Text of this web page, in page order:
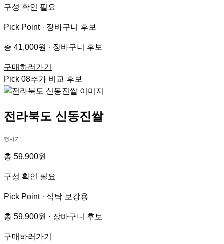
구성 확인 필요
Pick Point · 장바구니 후보
총 41,000원 · 장바구니 후보
구매하러가기
Pick 08추가 비교 후보
전라북도 신동진쌀
행사가
총 59,900원
구성 확인 필요
Pick Point · 식탁 보강용
총 59,900원 · 장바구니 후보
구매하러가기